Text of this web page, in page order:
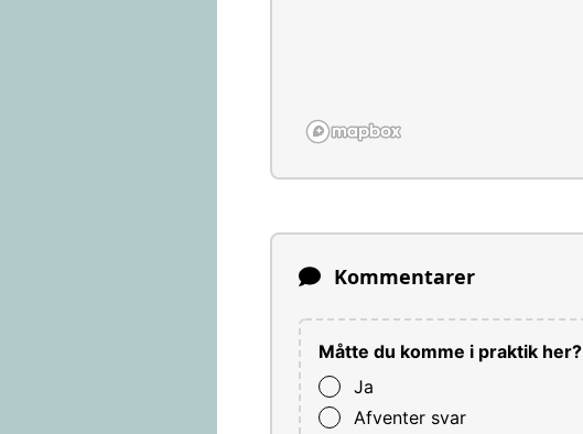
Kommentarer
Måtte du komme i praktik her?
Ja
Afventer svar